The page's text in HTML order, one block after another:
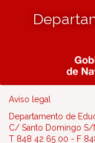
Aviso legal
Departamento de
C/ Santo Domingo S/
T 848 42 65 00 - F